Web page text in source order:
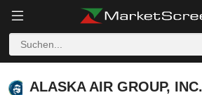
ALASKA AIR GROUP, INC.
ALASKA AIR GROUP, INC.